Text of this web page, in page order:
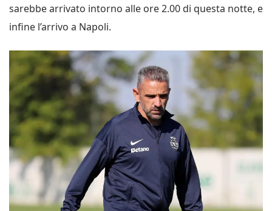
sarebbe arrivato intorno alle ore 2.00 di questa notte, e
infine l’arrivo a Napoli.